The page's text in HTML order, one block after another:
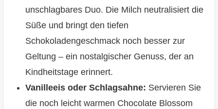
unschlagbares Duo. Die Milch neutralisiert die
Süße und bringt den tiefen
Schokoladengeschmack noch besser zur
Geltung – ein nostalgischer Genuss, der an
Kindheitstage erinnert.
Vanilleeis oder Schlagsahne: Servieren Sie
die noch leicht warmen Chocolate Blossom